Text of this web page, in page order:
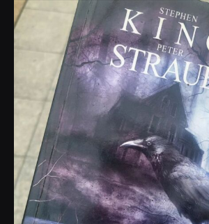
dobryhorror
Wrz 23